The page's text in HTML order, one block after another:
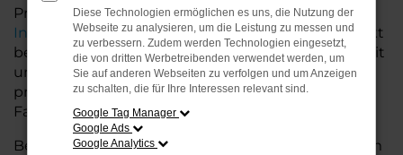
Profitieren Sie von zusätzlichen Services wie
Inzahlungnahme,Wartung und Reparaturendirekt
bei Ihrem Seat Autohaus in der Nähe von Stuhr. Mit
unserer großen Auswahl an Fahrzeugen und der
professionellen Beratung finden Sie bei uns das
Fahrzeug, das Ihre Ansprüche erfüllt.
Besuchen Sie uns und lassen Sie sich von unserem
Diese Technologien ermöglichen es uns, die Nutzung der
Webseite zu analysieren, um die Leistung zu messen und
zu verbessern. Zudem werden Technologien eingesetzt,
die von dritten Werbetreibenden verwendet werden, um
Sie auf anderen Webseiten zu verfolgen und um Anzeigen
zu schalten, die für Ihre Interessen relevant sind.
Google Tag Manager
Google Ads
Google Analytics